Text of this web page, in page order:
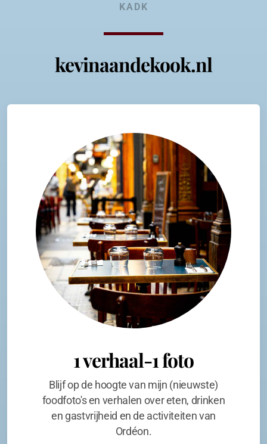
KADK
kevinaandekook.nl
1 verhaal-1 foto
Blijf op de hoogte van mijn (nieuwste)
foodfoto's en verhalen over eten, drinken
en gastvrijheid en de activiteiten van
Ordéon.